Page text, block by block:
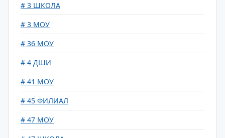
# 3 ШКОЛА
# 3 МОУ
# 36 МОУ
# 4 ДШИ
# 41 МОУ
# 45 ФИЛИАЛ
# 47 МОУ